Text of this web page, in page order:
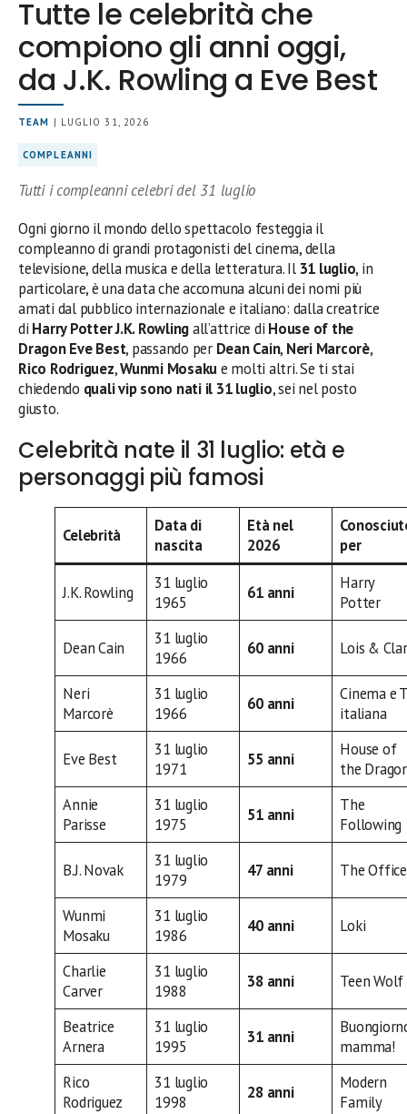
Tutte le celebrità che
compiono gli anni oggi,
da J.K. Rowling a Eve Best
TEAM | LUGLIO 31, 2026
COMPLEANNI
Tutti i compleanni celebri del 31 luglio
Ogni giorno il mondo dello spettacolo festeggia il
compleanno di grandi protagonisti del cinema, della
televisione, della musica e della letteratura. Il 31 luglio, in
particolare, è una data che accomuna alcuni dei nomi più
amati dal pubblico internazionale e italiano: dalla creatrice
di Harry PotterJ.K. Rowlingall’attrice di House of the
Dragon Eve Best, passando per Dean Cain, Neri Marcorè,
Rico Rodriguez,Wunmi Mosakue molti altri. Se ti stai
chiedendo quali vip sono nati il 31 luglio, sei nel posto
giusto.
Celebrità nate il 31 luglio: età e
personaggi più famosi
Celebrità
Data di
nascita
Età nel
2026
per
J.K. Rowling
31 luglio
1965
61 anni
Harry
Potter
Dean Cain
31 luglio
1966
60 anni Lois &
Neri
Marcorè
31 luglio
1966
60 anni
Cinema e
italiana
Eve Best
31 luglio
1971
55 anni
House of
the
Annie
Parisse
31 luglio
1975
51 anni
The
Following
B.J. Novak
31 luglio
1979
47 anni The Office
Wunmi
Mosaku
31 luglio
1986
40 anni Loki
Charlie
Carver
31 luglio
1988
38 anni Teen Wolf
Beatrice
Arnera
31 luglio
1995
31 anni
mamma!
Rico
Rodriguez
31 luglio
1998
28 anni
Modern
Family